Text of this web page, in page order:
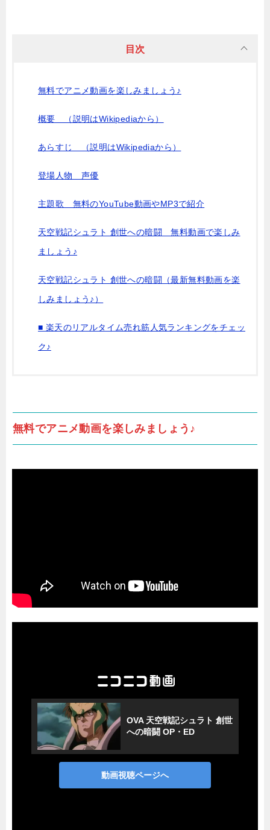
目次
無料でアニメ動画を楽しみましょう♪
概要 （説明はWikipediaから）
あらすじ （説明はWikipediaから）
登場人物 声優
主題歌 無料のYouTube動画やMP3で紹介
天空戦記シュラト 創世への暗闘 無料動画で楽しみ
ましょう♪
天空戦記シュラト 創世への暗闘（最新無料動画を楽
しみましょう♪）
■ 楽天のリアルタイム売れ筋人気ランキングをチェッ
ク♪
無料でアニメ動画を楽しみましょう♪